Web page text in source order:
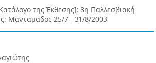
της Έκθεσης]: 8η Παλλεσβιακή
Μανταμάδος 25/7 - 31/8/2003